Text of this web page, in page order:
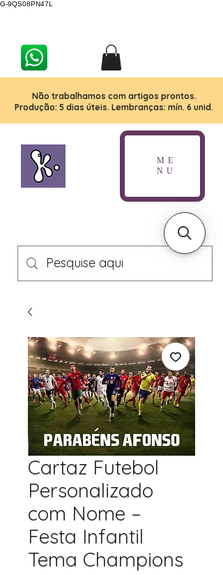
G-9QS08PN47L
Não trabalhamos com artigos prontos.
Produção: 5 dias úteis. Lembranças: mín. 6 unid.
ME
NU
Cartaz Futebol
Personalizado
com Nome –
Festa Infantil
Tema Champions